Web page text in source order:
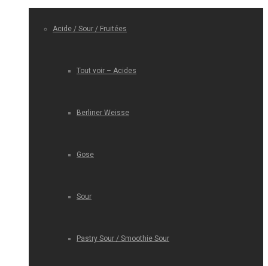
Acide / Sour / Fruitées
Tout voir – Acides
Berliner Weisse
Gose
Sour
Pastry Sour / Smoothie Sour